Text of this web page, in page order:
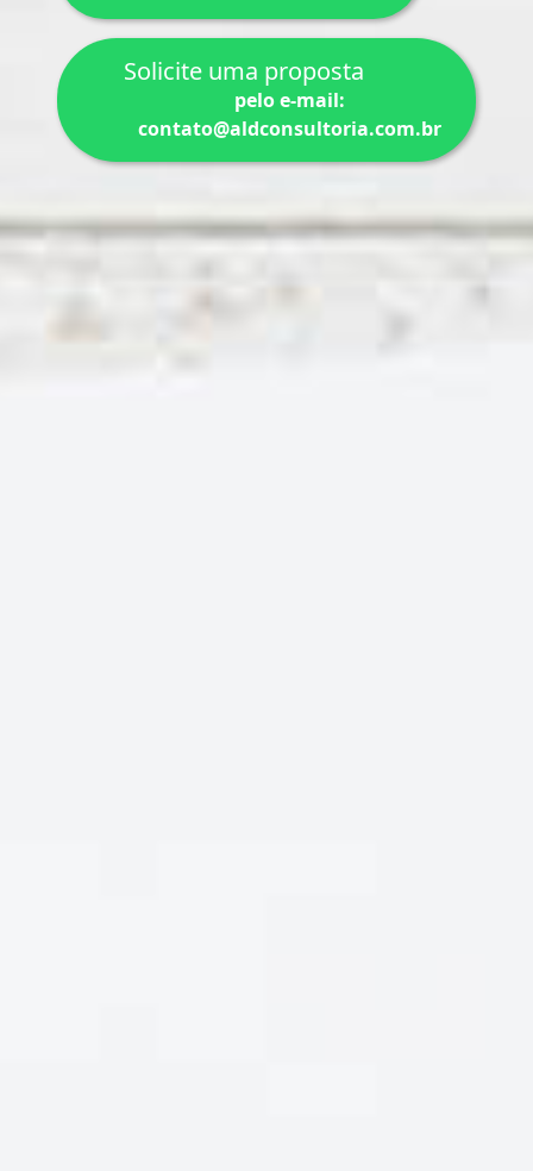
Solicite uma proposta
pelo e-mail:
contato@aldconsultoria.com.br